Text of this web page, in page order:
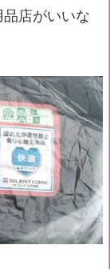
店がいいな